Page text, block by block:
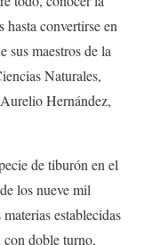
convertirse en
sus maestros de la
Naturales,
Hernández,
de tiburón en el
los nueve mil
establecidas
con doble turno,